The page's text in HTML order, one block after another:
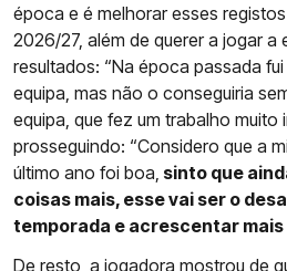
época e é melhorar esses
2026/27, além de querer a jogar a
resultados: “Na época passada
equipa, mas não o conseguiria
equipa, que fez um trabalho muito
prosseguindo: “Considero que a
último ano foi boa, sinto que
coisas mais, esse vai ser o
temporada e acrescentar mais
De resto, a jogadora mostrou de